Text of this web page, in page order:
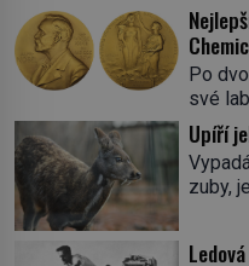
Po
své
aby
se mu
skrývá
Upíří
zuby,